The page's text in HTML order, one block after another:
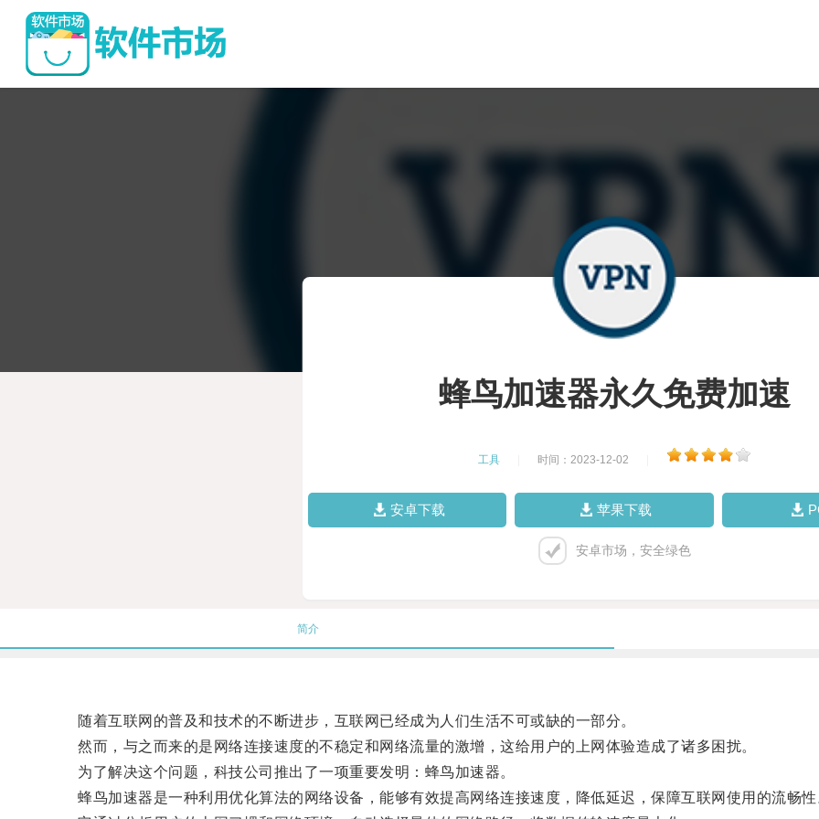
蜂鸟加速器永久免费加速
工具 时间：2023-12-02
安卓下载 苹果下载
安卓市场，安全绿色
简介
随着互联网的普及和技术的不断进步，互联网已经成为人们生活不可或缺的一部分。
然而，与之而来的是网络连接速度的不稳定和网络流量的激增，这给用户的上网体验造成了诸多困扰。
为了解决这个问题，科技公司推出了一项重要发明：蜂鸟加速器。
蜂鸟加速器是一种利用优化算法的网络设备，能够有效提高网络连接速度，降低延迟，保障互联网使用的流畅性